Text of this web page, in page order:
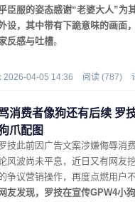
臣服的姿态感谢“老婆大人”为
设，其中带有下跪意味的画面
反感与吐槽。
2026-04-05 14:36 阅读 (787)
消费者像狗还有后续 罗
爪配图
技此前因广告文案涉嫌侮辱消
风波尚未平息，近日又有网友
争议营销操作，再度点燃用户不
网友发现，罗技在宣传GPW4小